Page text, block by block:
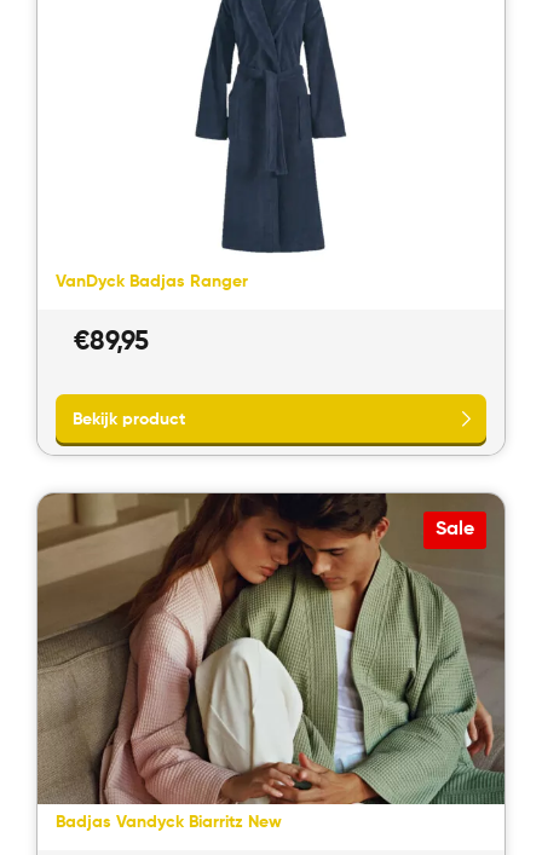
VanDyck Badjas Ranger
€89,95
Bekijk product
Sale
Badjas Vandyck Biarritz New